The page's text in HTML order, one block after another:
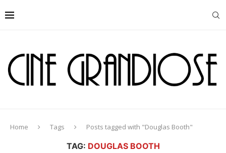
Home Tags Posts tagged with "Douglas Booth"
TAG: DOUGLAS BOOTH